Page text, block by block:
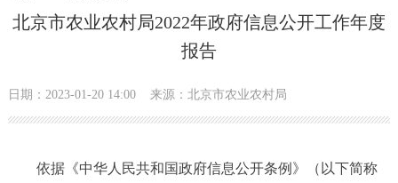
北京要闻 会议信息 部门动态
市领导 机构职能 政策服务
北京市农业农村局2022年政府信息公开工作年度
报告
日期：2023-01-20 14:00 来源：北京市农业农村局
依据《中华人民共和国政府信息公开条例》（以下简称